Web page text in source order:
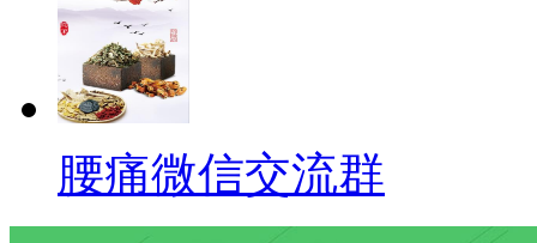
腰痛微信交流群